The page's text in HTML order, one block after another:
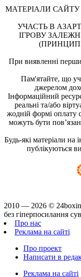
МАТЕРІАЛИ САЙТУ
УЧАСТЬ В
ІГРОВУ
При виявленні
Пам'ятайте, що
джерелом
Інформаційний
реальні та/або
жодній формі оплату
можуть бути
Будь-які матеріали на
публікуються
2010 — 2026 ©
без гіперпосилання
Про нас
Реклама на сайті
Про проект
Написати в
Реклама на сайті